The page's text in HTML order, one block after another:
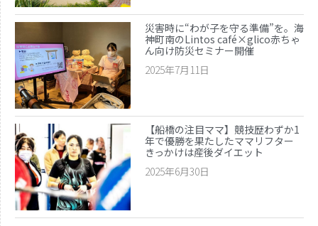
災害時に“わが子を守る準備”を。海
神町南のLintos café×glico赤ちゃ
ん向け防災セミナー開催
2025年7月11日
【船橋の注目ママ】競技歴わずか1
年で優勝を果たしたママリフター
きっかけは産後ダイエット
2025年6月30日